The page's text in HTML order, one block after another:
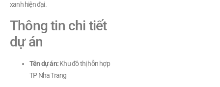
xanh hiện đại.
Thông tin chi tiết
dự án
Tên dự án:Khu đô thị hỗn hợp
TP Nha Trang